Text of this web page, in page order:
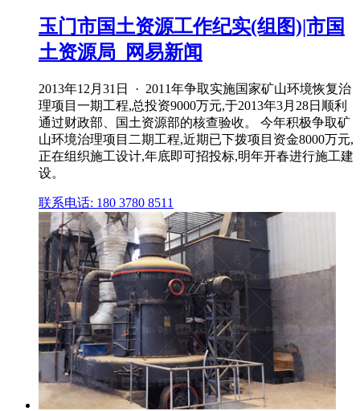
玉门市国土资源工作纪实(组图)|市国
土资源局_网易新闻
2013年12月31日 · 2011年争取实施国家矿山环境恢复治
理项目一期工程,总投资9000万元,于2013年3月28日顺利
通过财政部、国土资源部的核查验收。 今年积极争取矿
山环境治理项目二期工程,近期已下拨项目资金8000万元,
正在组织施工设计,年底即可招投标,明年开春进行施工建
设。
联系电话: 180 3780 8511